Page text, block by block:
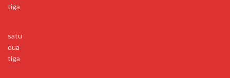
tiga
satu
dua
tiga